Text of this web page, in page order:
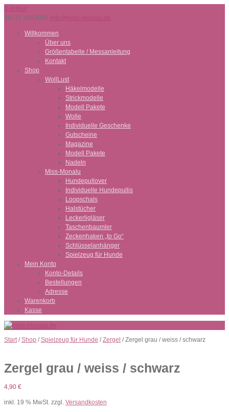
09771 6883066
Willkommen
Über uns
Größentabelle / Messanleitung
Kontakt
Shop
WollLust
Häkelmodelle
Strickmodelle
Modell Pakete
Wolle
Individuelle Geschenke
Gutscheine
Magazine
Modell Pakete
Nadeln
Miss-Monalu
Hundepullover
Individuelle Hundepullis
Loopschals
Halstücher
Leckerligläser
Taschenbaumler
Zeckenhaken „to Go“
Schlüsselanhänger
Spielzeug für Hunde
Mein Konto
Konto-Details
Bestellungen
Adresse
Warenkorb
Kasse
Start/Shop /Spielzeug für Hunde /Zergel / Zergel grau / weiss / schwarz
Zergel grau / weiss / schwarz
4,90 €
inkl. 19 % MwSt. zzgl. Versandkosten